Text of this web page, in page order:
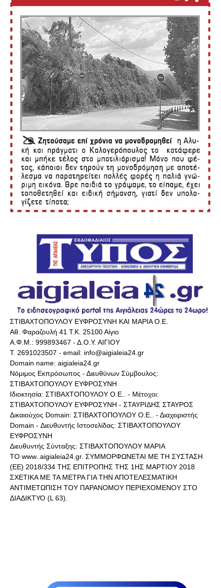
ΣΤΙΒΑΧΤΟΠΟΥΛΟΥ ΕΥΦΡΟΣΥΝΗ ΚΑΙ ΜΑΡΙΑ Ο.Ε.
Αθ. Φαραζουλή 41 Τ.Κ. 25100 Αίγιο
Α.Φ.Μ.: 999893467 - Δ.Ο.Υ. ΑΙΓΙΟΥ
Τ. 2691023507 - email: info@aigialeia24.gr
Domain name: aigialeia24.gr
Νόμιμος Εκπρόσωπος - Διευθύνων Σύμβουλος:
ΣΤΙΒΑΧΤΟΠΟΥΛΟΥ ΕΥΦΡΟΣΥΝΗ
Ιδιοκτησία: ΣΤΙΒΑΧΤΟΠΟΥΛΟΥ Ο.Ε.. - Μέτοχοι:
ΣΤΙΒΑΧΤΟΠΟΥΛΟΥ ΕΥΦΡΟΣΥΝΗ - ΣΤΑΥΡΙΔΗΣ ΣΤΑΥΡΟΣ
Δικαιούχος Domain: ΣΤΙΒΑΧΤΟΠΟΥΛΟΥ Ο.Ε.. - Διαχειριστής
Domain - Διευθυντής Ιστοσελίδας: ΣΤΙΒΑΧΤΟΠΟΥΛΟΥ
ΕΥΦΡΟΣΥΝΗ
Διευθυντής Σύνταξης: ΣΤΙΒΑΧΤΟΠΟΥΛΟΥ ΜΑΡΙΑ
ΤΟ www..aigialeia24.gr. ΣΥΜΜΟΡΦΩΝΕΤΑΙ ΜΕ ΤΗ ΣΥΣΤΑΣΗ
(ΕΕ) 2018/334 ΤΗΣ ΕΠΙΤΡΟΠΗΣ ΤΗΣ 1ΗΣ ΜΑΡΤΙΟΥ 2018
ΣΧΕΤΙΚΑ ΜΕ ΤΑ ΜΕΤΡΑ ΓΙΑ ΤΗΝ ΑΠΟΤΕΛΕΣΜΑΤΙΚΗ
ΑΝΤΙΜΕΤΩΠΙΣΗ ΤΟΥ ΠΑΡΑΝΟΜΟΥ ΠΕΡΙΕΧΟΜΕΝΟΥ ΣΤΟ
ΔΙΑΔΙΚΤΥΟ (L 63).